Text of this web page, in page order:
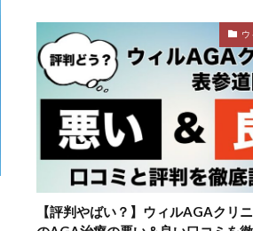
ウ
【評判やばい？】ウィルAGAクリ